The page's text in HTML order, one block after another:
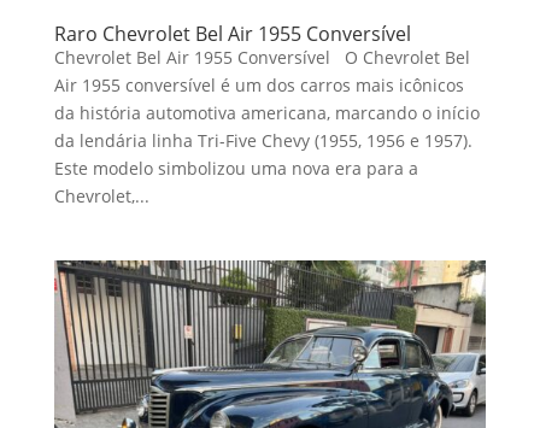
Raro Chevrolet Bel Air 1955 Conversível
Chevrolet Bel Air 1955 Conversível O Chevrolet Bel
Air 1955 conversível é um dos carros mais icônicos
da história automotiva americana, marcando o início
da lendária linha Tri-Five Chevy (1955, 1956 e 1957).
Este modelo simbolizou uma nova era para a
Chevrolet,...